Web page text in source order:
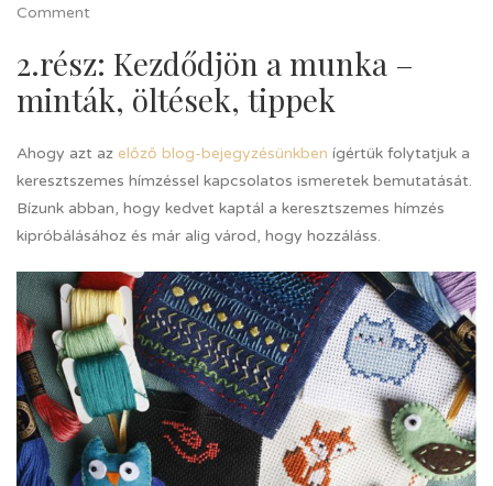
Comment
2.rész: Kezdődjön a munka –
minták, öltések, tippek
Ahogy azt az előző blog-bejegyzésünkben ígértük folytatjuk a
keresztszemes hímzéssel kapcsolatos ismeretek bemutatását.
Bízunk abban, hogy kedvet kaptál a keresztszemes hímzés
kipróbálásához és már alig várod, hogy hozzáláss.